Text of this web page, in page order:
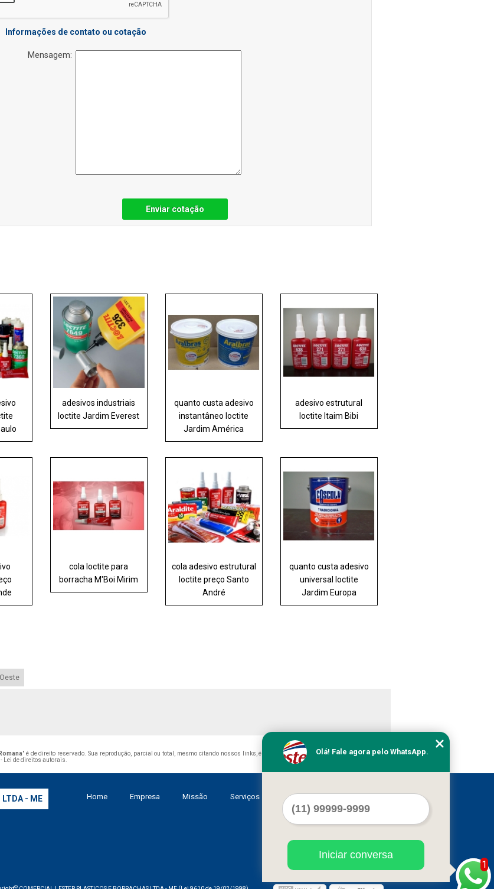
Informações de contato ou cotação
Mensagem:
Enviar cotação
adesivos industriais
loctite Jardim Everest
quanto custa adesivo
instantâneo loctite
Jardim América
adesivo estrutural
loctite Itaim Bibi
cola loctite para
borracha M'Boi Mirim
cola adesivo estrutural
loctite preço Santo
André
quanto custa adesivo
universal loctite
Jardim Europa
" é de direito reservado. Sua reprodução, parcial ou total, mesmo citando nossos links, é proibida sem a autorização do autor. Crime de
Lei de direitos autorais.
LTDA - ME Home Empresa Missão Serviços Contato Mapa do site
©
1
Olá! Fale agora pelo WhatsApp.
Iniciar conversa